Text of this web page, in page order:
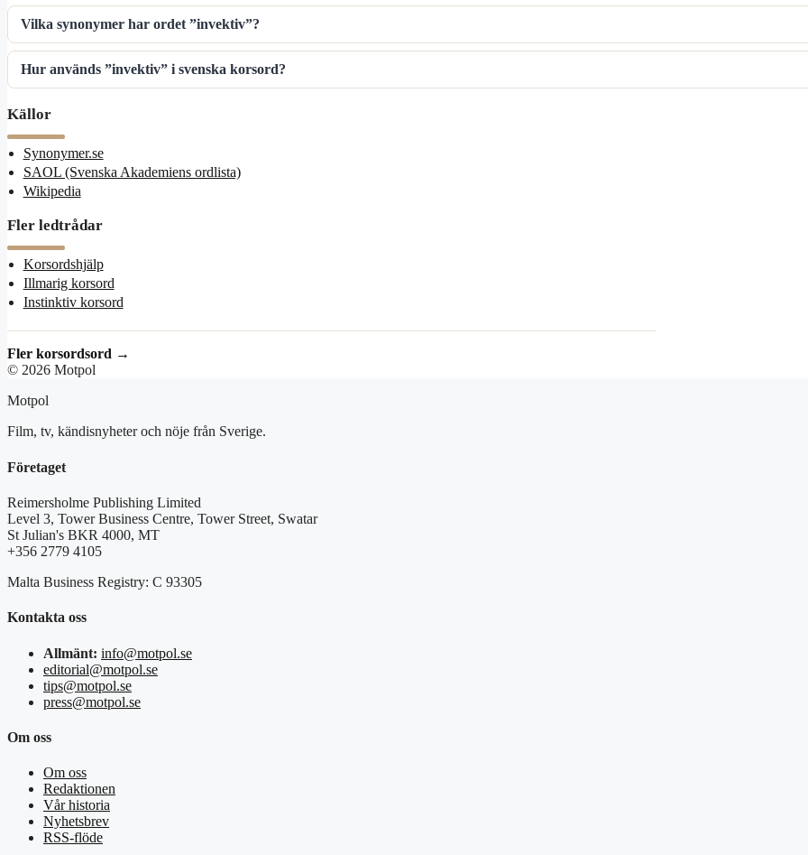
Vilka synonymer har ordet ”invektiv”?
Hur används ”invektiv” i svenska korsord?
Källor
Synonymer.se
SAOL (Svenska Akademiens ordlista)
Wikipedia
Fler ledtrådar
Korsordshjälp
Illmarig korsord
Instinktiv korsord
Fler korsordsord →
© 2026 Motpol
Motpol
Film, tv, kändisnyheter och nöje från Sverige.
Företaget
Reimersholme Publishing Limited
Level 3, Tower Business Centre, Tower Street, Swatar
St Julian's BKR 4000, MT
+356 2779 4105
Malta Business Registry: C 93305
Kontakta oss
Allmänt: info@motpol.se
editorial@motpol.se
tips@motpol.se
press@motpol.se
Om oss
Om oss
Redaktionen
Vår historia
Nyhetsbrev
RSS-flöde